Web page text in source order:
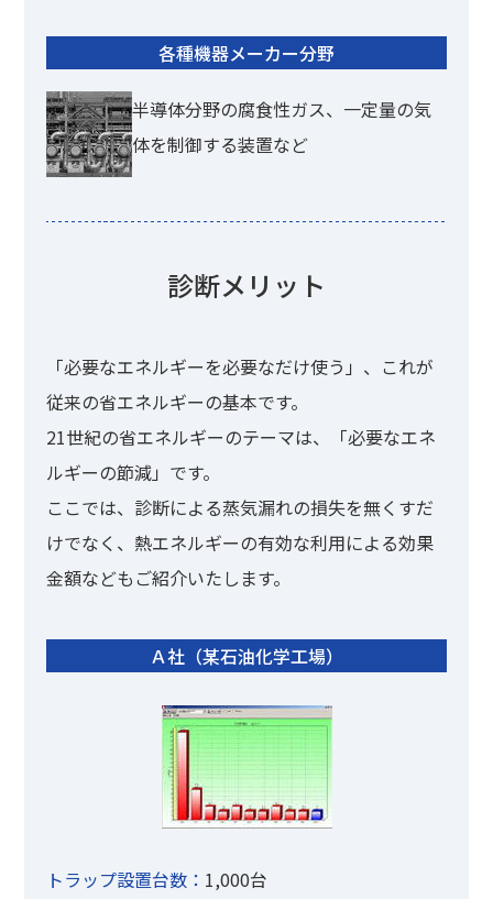
各種機器メーカー分野
半導体分野の腐食性ガス、一定量の気
体を制御する装置など
診断メリット
「必要なエネルギーを必要なだけ使う」、これが
従来の省エネルギーの基本です。
21世紀の省エネルギーのテーマは、「必要なエネ
ルギーの節減」です。
ここでは、診断による蒸気漏れの損失を無くすだ
けでなく、熱エネルギーの有効な利用による効果
金額などもご紹介いたします。
Ａ社（某石油化学工場）
トラップ設置台数： 1,000台